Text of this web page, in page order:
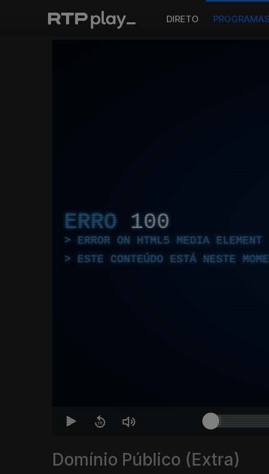
DIRETO PROGRAMAS
ERRO 100
ERROR ON HTML5 MEDIA ELEMENT
ESTE CONTEÚDO ESTÁ NESTE
Domínio Público (Extra)